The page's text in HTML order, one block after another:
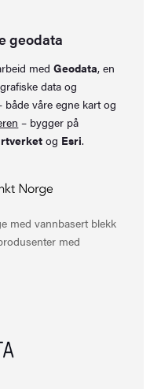
geodata
medGeodata, en
data og
våre egne kart og
– bygger på
og Esri.
med vannbasert blekk
med